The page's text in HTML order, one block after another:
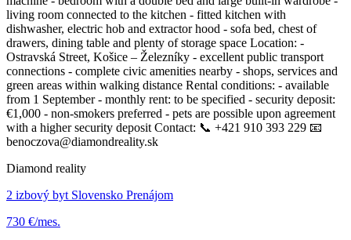
living room connected to the kitchen - fitted kitchen with
dishwasher, electric hob and extractor hood - sofa bed, chest of
drawers, dining table and plenty of storage space Location: -
Ostravská Street, Košice – Železníky - excellent public transport
connections - complete civic amenities nearby - shops, services and
green areas within walking distance Rental conditions: - available
from 1 September - monthly rent: to be specified - security deposit:
€1,000 - non-smokers preferred - pets are possible upon agreement
with a higher security deposit Contact: 📞 +421 910 393 229 📧
benoczova@diamondreality.sk
Diamond reality
2 izbový byt Slovensko Prenájom
730 €/mes.